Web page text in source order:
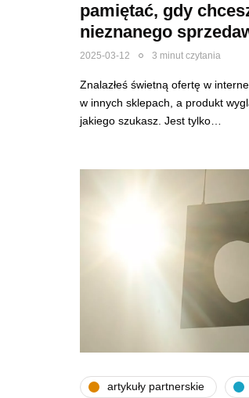
pamiętać, gdy
nieznanego
2025-03-12 3 minut czytania
Znalazłeś świetną ofertę w
w innych sklepach, a produkt
jakiego szukasz. Jest tylko…
artykuły partnerskie